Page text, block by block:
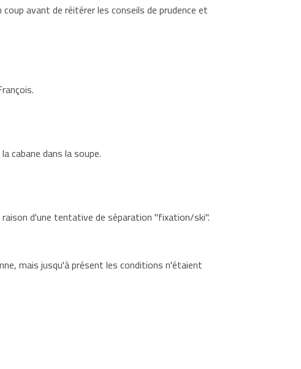
avant de réitérer les conseils de prudence et
cabane dans la soupe.
d'une tentative de séparation "fixation/ski".
mais jusqu'à présent les conditions n'étaient